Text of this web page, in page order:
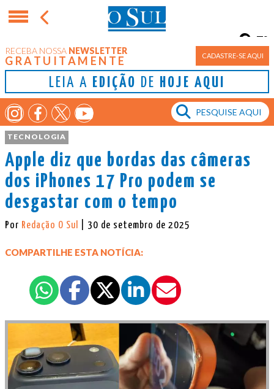
RECEBA NOSSA NEWSLETTER
GRATUITAMENTE CADASTRE-SE AQUI
LEIA A EDIÇÃO DE HOJE AQUI
Porto Alegre
7°
TECNOLOGIA
Apple diz que bordas das câmeras
dos iPhones 17 Pro podem se
desgastar com o tempo
Por Redação O Sul | 30 de setembro de 2025
COMPARTILHE ESTA NOTÍCIA: